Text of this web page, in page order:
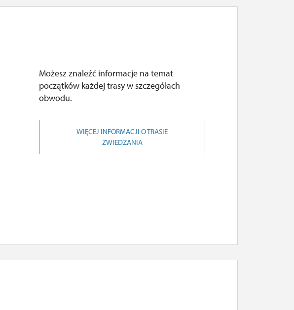
Możesz znaleźć informacje na temat
początków każdej trasy w szczegółach
obwodu.
WIĘCEJ INFORMACJI O TRASIE
ZWIEDZANIA